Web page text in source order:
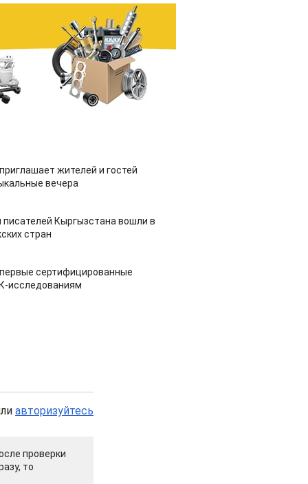
жителей и гостей
вечера
писателей Кыргызстана вошли в
стран
сертифицированные
исследованиям
авторизуйтесь
проверки
то